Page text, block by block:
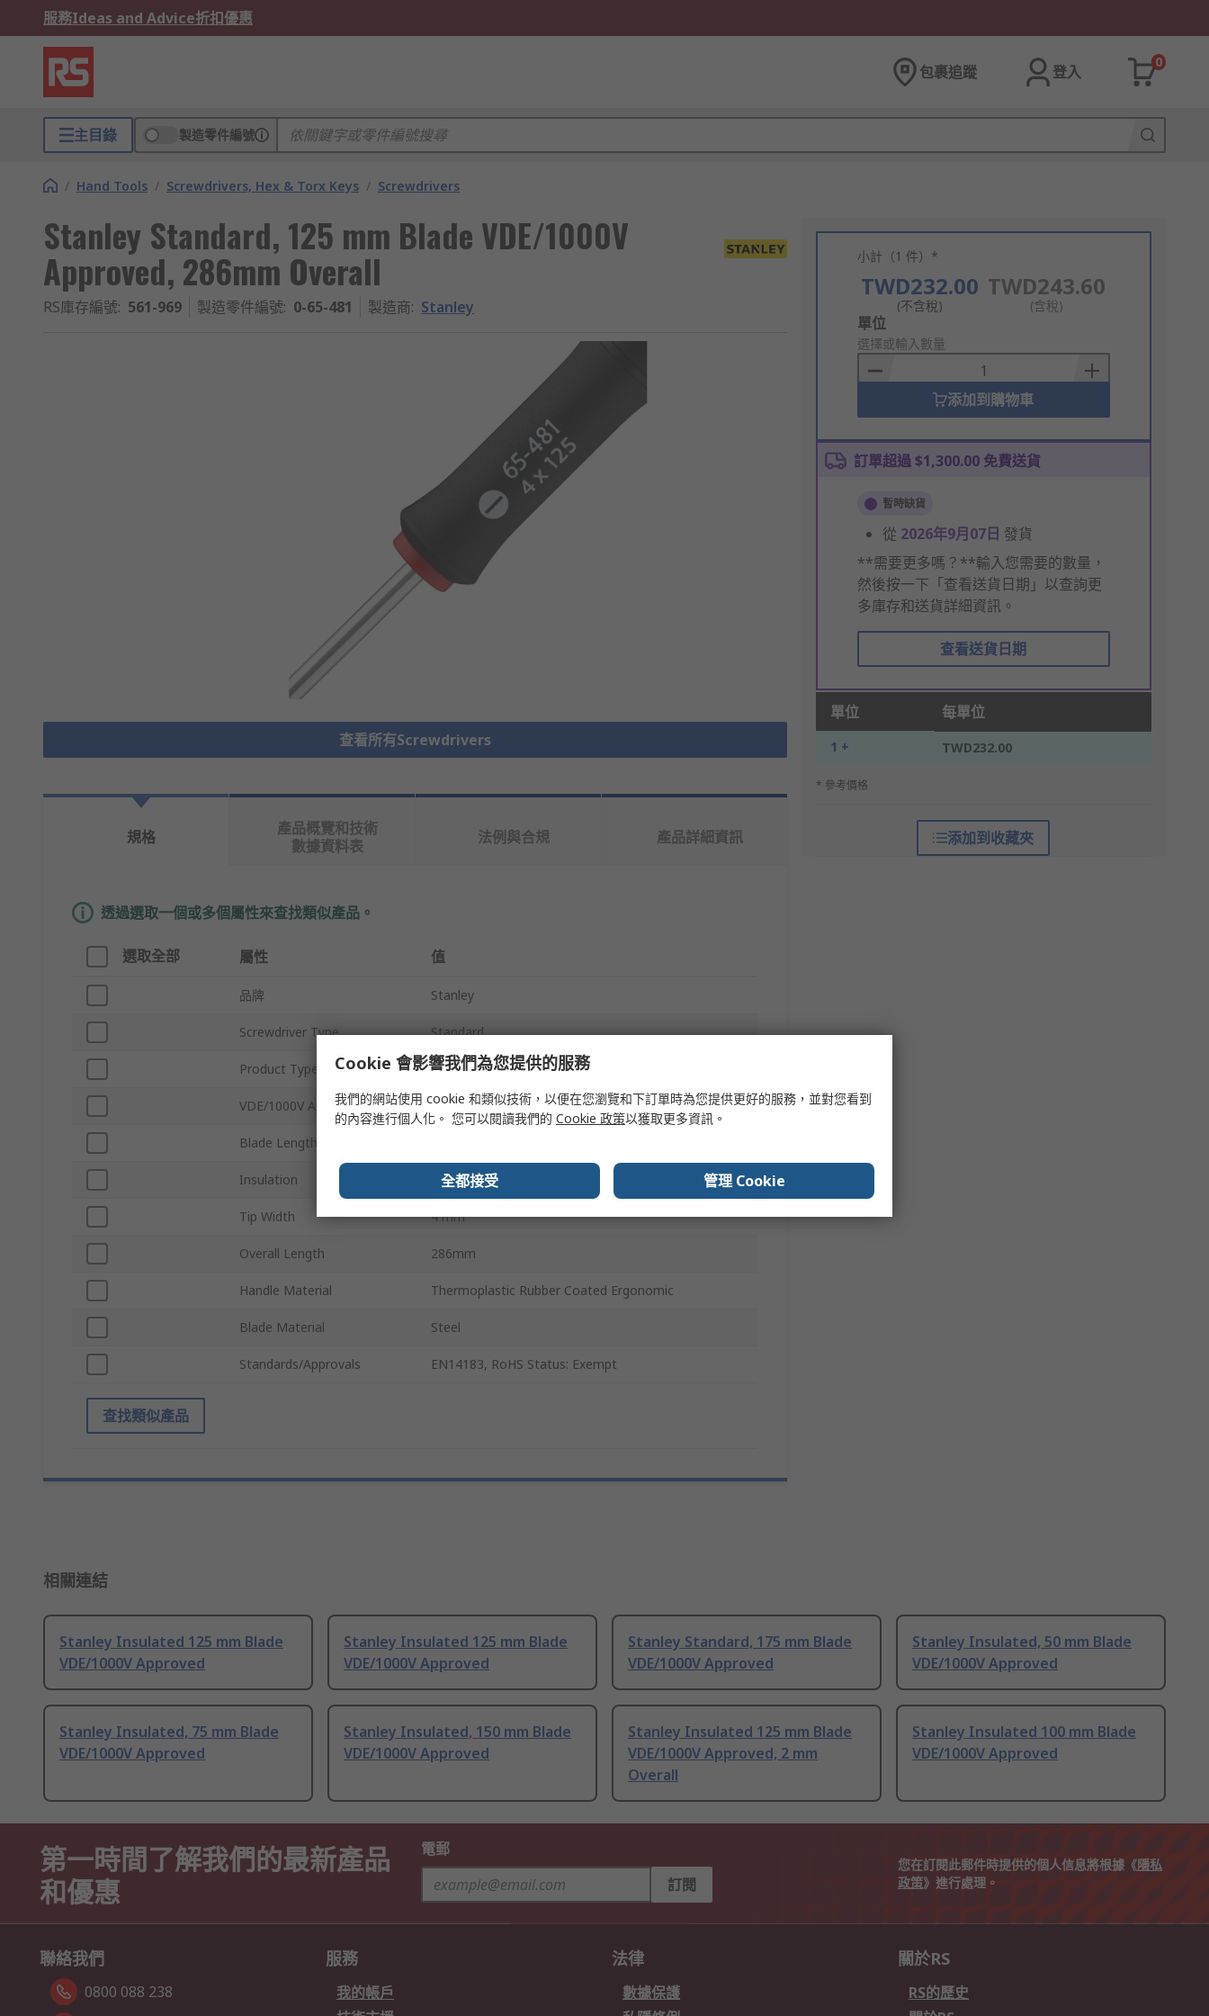
服務Ideas and Advice折扣優惠
包裹追蹤 登入
0
主目錄 製造零件編號
/ Hand Tools / Screwdrivers, Hex & Torx Keys / Screwdrivers
Stanley Standard, 125 mm Blade VDE/1000V
Approved, 286mm Overall
RS庫存編號: 561-969 製造零件編號: 0-65-481 製造商: Stanley
查看所有Screwdrivers
小計（1 件）*
TWD232.00
(不含稅)
TWD243.60
(含稅)
Add
to
Basket
單位
選擇或輸入數量
添加到購物車
訂單超過 $1,300.00 免費送貨
暫時缺貨
從 2026年9月07日 發貨
**需要更多嗎？**輸入您需要的數量，
然後按一下「查看送貨日期」以查詢更
多庫存和送貨詳細資訊。
查看送貨日期
單位 每單位
1 + TWD232.00
* 參考價格
添加到收藏夾
規格
產品概覽和技術
數據資料表
法例與合規 產品詳細資訊
透過選取一個或多個屬性來查找類似產品。
選取全部 屬性 值
品牌 Stanley
Screwdriver Type Standard
Product Type Stanley Parallel Screwdriver
VDE/1000V Approved Yes
Blade Length
Insulation Insulated
Tip Width 4 mm
Overall Length 286mm
Handle Material Thermoplastic Rubber Coated Ergonomic
Blade Material Steel
Standards/Approvals EN14183, RoHS Status: Exempt
查找類似產品
相關連結
Stanley Insulated 125 mm Blade
VDE/1000V Approved
Stanley Insulated 125 mm Blade
VDE/1000V Approved
Stanley Standard, 175 mm Blade
VDE/1000V Approved
Stanley Insulated, 50 mm Blade
VDE/1000V Approved
Stanley Insulated, 75 mm Blade
VDE/1000V Approved
Stanley Insulated, 150 mm Blade
VDE/1000V Approved
Stanley Insulated 125 mm Blade
VDE/1000V Approved, 2 mm
Overall
Stanley Insulated 100 mm Blade
VDE/1000V Approved
第一時間了解我們的最新產品
和優惠
電郵
訂閱
您在訂閱此郵件時提供的個人信息將根據《隱私
政策》進行處理。
聯絡我們
0800 088 238
服務
我的帳戶
法律
數據保護
關於RS
RS的歷史
Cookie 會影響我們為您提供的服務
我們的網站使用 cookie 和類似技術，以便在您瀏覽和下訂單時為您提供更好的服務，並對您看到
的內容進行個人化。 您可以閱讀我們的 Cookie 政策以獲取更多資訊。
全都接受 管理 Cookie